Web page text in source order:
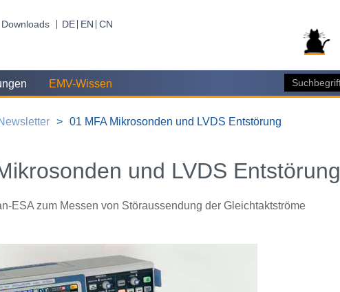
Downloads DE EN CN
EMV-Wissen
01 MFA Mikrosonden und LVDS Entstörung
und LVDS Entstörung
ESA zum Messen von Störaussendung der Gleichtaktströme